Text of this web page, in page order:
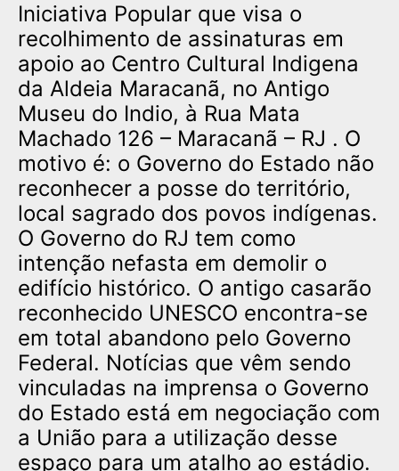
Iniciativa Popular que visa o
recolhimento de assinaturas em
apoio ao Centro Cultural Indigena
da Aldeia Maracanã, no Antigo
Museu do Indio, à Rua Mata
Machado 126 – Maracanã – RJ . O
motivo é: o Governo do Estado não
reconhecer a posse do território,
local sagrado dos povos indígenas.
O Governo do RJ tem como
intenção nefasta em demolir o
edifício histórico. O antigo casarão
reconhecido UNESCO encontra-se
em total abandono pelo Governo
Federal. Notícias que vêm sendo
vinculadas na imprensa o Governo
do Estado está em negociação com
a União para a utilização desse
espaço para um atalho ao estádio.